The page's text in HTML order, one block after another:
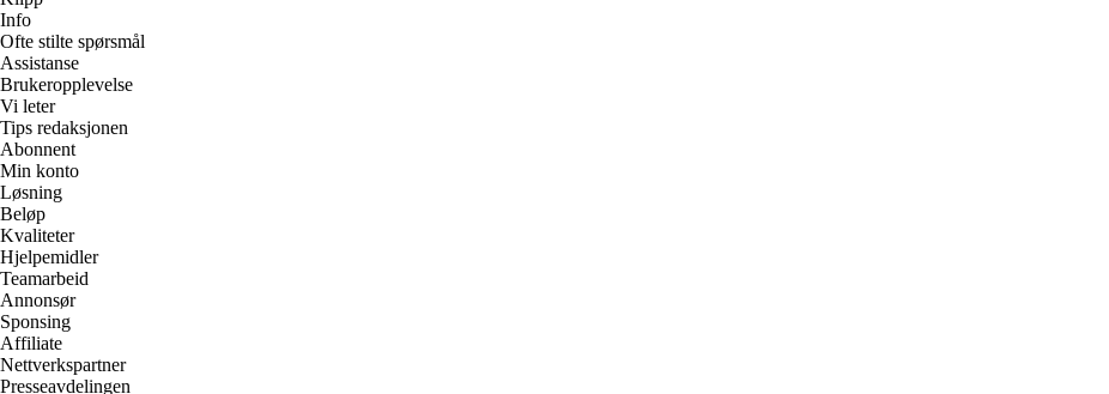
Info
Ofte stilte spørsmål
Assistanse
Brukeropplevelse
Vi leter
Tips redaksjonen
Abonnent
Min konto
Løsning
Beløp
Kvaliteter
Hjelpemidler
Teamarbeid
Annonsør
Sponsing
Affiliate
Nettverkspartner
Presseavdelingen